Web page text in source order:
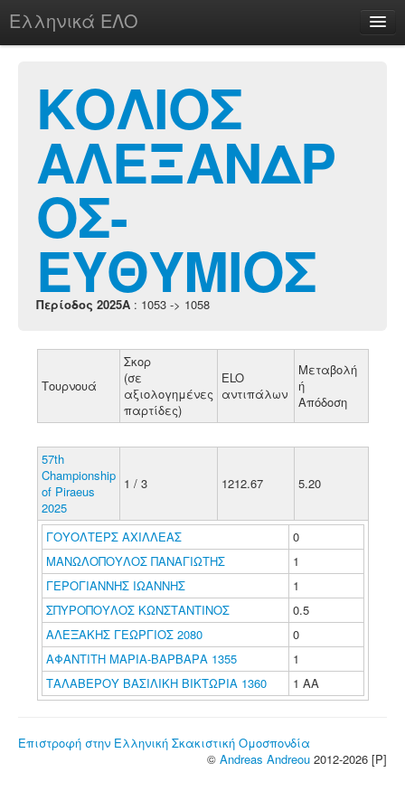
Ελληνικά ΕΛΟ
chesstu.be @ discord
Login
ΚΟΛΙΟΣ
ΑΛΕΞΑΝΔΡ
ΟΣ-
ΕΥΘΥΜΙΟΣ
Περίοδος 2025A : 1053 -> 1058
Τουρνουά
Σκορ
(σε
αξιολογημένες
παρτίδες)
ELO
αντιπάλων
Μεταβολή
ή
Απόδοση
57th
Championship
of Piraeus
2025
1 / 3 1212.67 5.20
ΓΟΥΟΛΤΕΡΣ ΑΧΙΛΛΕΑΣ
0
ΜΑΝΩΛΟΠΟΥΛΟΣ ΠΑΝΑΓΙΩΤΗΣ
1
ΓΕΡΟΓΙΑΝΝΗΣ ΙΩΑΝΝΗΣ
1
ΣΠΥΡΟΠΟΥΛΟΣ ΚΩΝΣΤΑΝΤΙΝΟΣ
0.5
ΑΛΕΞΑΚΗΣ ΓΕΩΡΓΙΟΣ 2080
0
ΑΦΑΝΤΙΤΗ ΜΑΡΙΑ-ΒΑΡΒΑΡΑ 1355
1
ΤΑΛΑΒΕΡΟΥ ΒΑΣΙΛΙΚΗ ΒΙΚΤΩΡΙΑ 1360
1 ΑΑ
Επιστροφή στην Ελληνική Σκακιστική Ομοσπονδία
© Andreas Andreou 2012-2026 [P]